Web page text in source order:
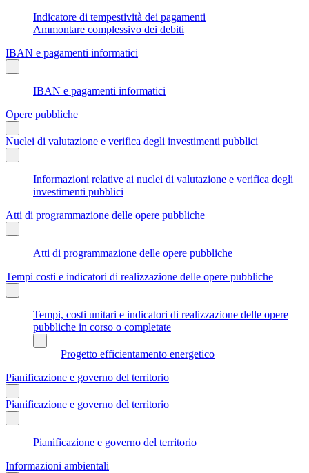
Indicatore di tempestività dei pagamenti
Ammontare complessivo dei debiti
IBAN e pagamenti informatici
IBAN e pagamenti informatici
Opere pubbliche
Nuclei di valutazione e verifica degli investimenti pubblici
Informazioni relative ai nuclei di valutazione e verifica degli
investimenti pubblici
Atti di programmazione delle opere pubbliche
Atti di programmazione delle opere pubbliche
Tempi costi e indicatori di realizzazione delle opere pubbliche
Tempi, costi unitari e indicatori di realizzazione delle opere
pubbliche in corso o completate
Progetto efficientamento energetico
Pianificazione e governo del territorio
Pianificazione e governo del territorio
Pianificazione e governo del territorio
Informazioni ambientali